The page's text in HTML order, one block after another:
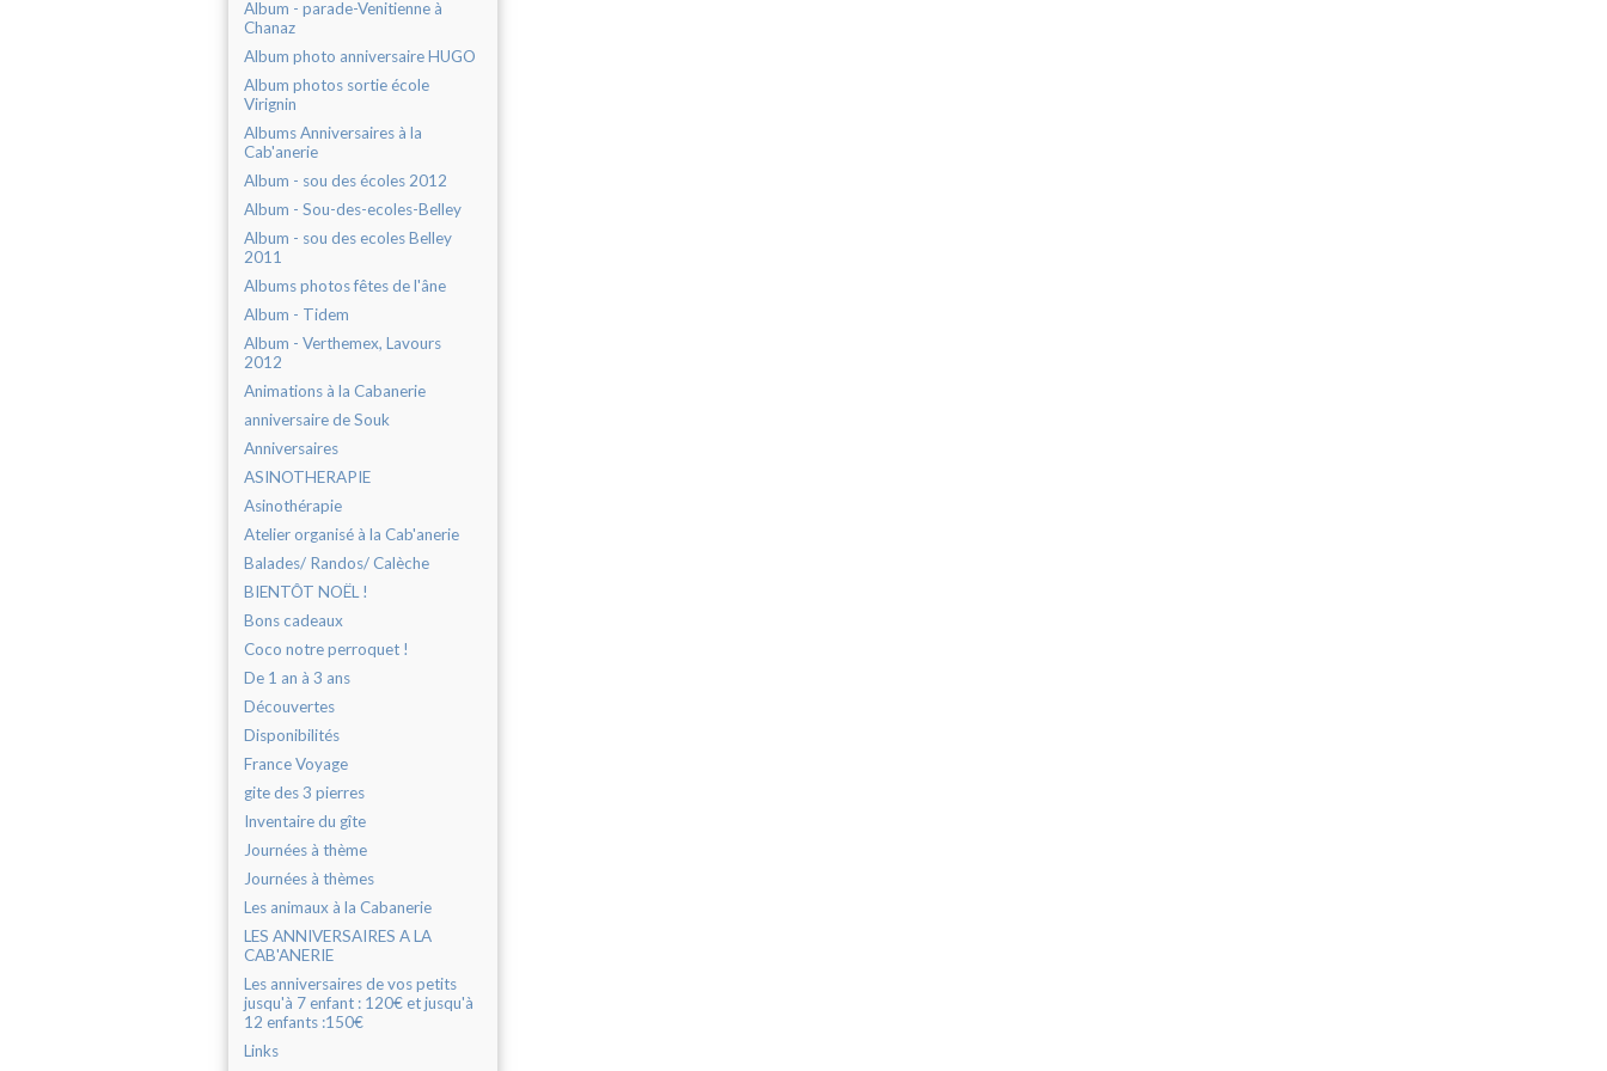
Album - parade-Venitienne à
Chanaz
Album photo anniversaire HUGO
Album photos sortie école
Virignin
Albums Anniversaires à la
Cab'anerie
Album - sou des écoles 2012
Album - Sou-des-ecoles-Belley
Album - sou des ecoles Belley
2011
Albums photos fêtes de l'âne
Album - Tidem
Album - Verthemex, Lavours
2012
Animations à la Cabanerie
anniversaire de Souk
Anniversaires
ASINOTHERAPIE
Asinothérapie
Atelier organisé à la Cab'anerie
Balades/ Randos/ Calèche
BIENTÔT NOËL !
Bons cadeaux
Coco notre perroquet !
De 1 an à 3 ans
Découvertes
Disponibilités
France Voyage
gite des 3 pierres
Inventaire du gîte
Journées à thème
Journées à thèmes
Les animaux à la Cabanerie
LES ANNIVERSAIRES A LA
CAB'ANERIE
Les anniversaires de vos petits
jusqu'à 7 enfant : 120€ et jusqu'à
12 enfants :150€
Links